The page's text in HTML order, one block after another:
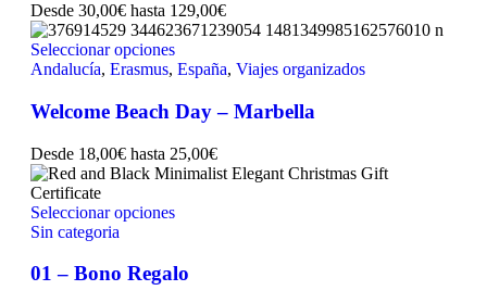
Desde 30,00€ hasta 129,00€
Seleccionar opciones
Andalucía, Erasmus, España, Viajes organizados
Welcome Beach Day – Marbella
Desde 18,00€ hasta 25,00€
Seleccionar opciones
Sin categoria
01 – Bono Regalo